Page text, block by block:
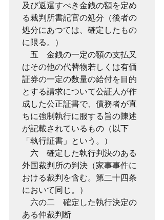
及び返還すべき金銭の額を定め
る裁判所書記官の処分（後者の
処分にあつては、確定したもの
に限る。）
五　金銭の一定の額の支払又
はその他の代替物若しくは有価
証券の一定の数量の給付を目的
とする請求について公証人が作
成した公正証書で、債務者が直
ちに強制執行に服する旨の陳述
が記載されているもの（以下
「執行証書」という。）
六　確定した執行判決のある
外国裁判所の判決（家事事件に
おける裁判を含む。第二十四条
において同じ。）
六の二　確定した執行決定の
ある仲裁判断